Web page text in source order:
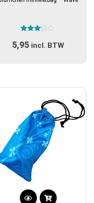
3.00
uit 5
5,95 incl. BTW